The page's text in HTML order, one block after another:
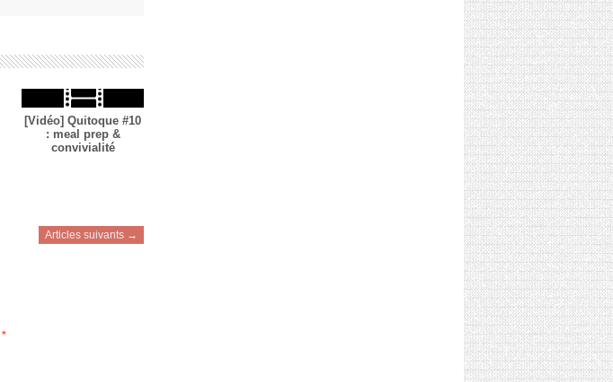
[Vidéo] Quitoque #10
: meal prep &
convivialité
Articles suivants →
*